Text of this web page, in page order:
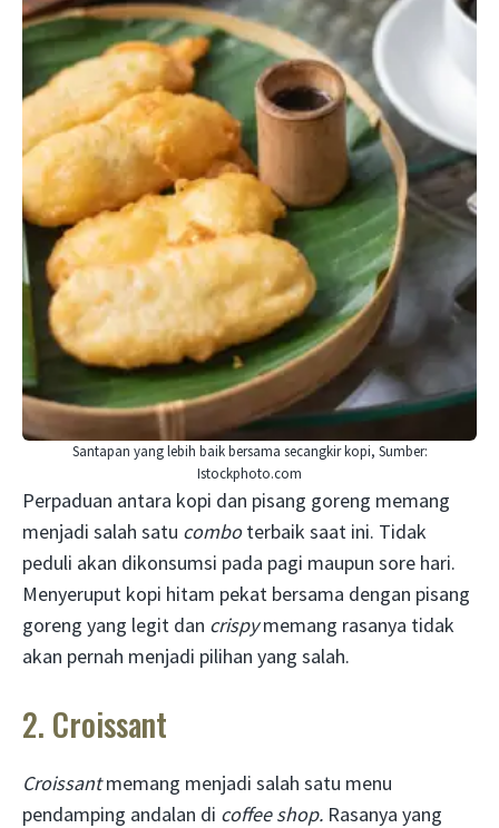
Santapan yang lebih baik bersama secangkir kopi, Sumber:
Istockphoto.com
Perpaduan antara kopi dan pisang goreng memang
menjadi salah satu comboterbaik saat ini. Tidak
peduli akan dikonsumsi pada pagi maupun sore hari.
Menyeruput kopi hitam pekat bersama dengan pisang
goreng yang legit dan crispymemang rasanya tidak
akan pernah menjadi pilihan yang salah.
2. Croissant
Croissantmemang menjadi salah satu menu
pendamping andalan di coffee shop. Rasanya yang